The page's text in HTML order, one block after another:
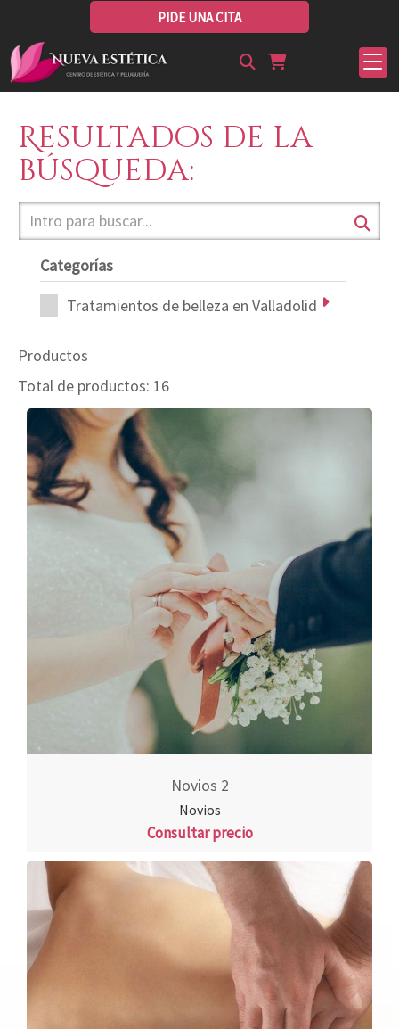
PIDE UNA CITA
Resultados de la
búsqueda:
Categorías
Tratamientos de belleza en Valladolid
Productos
Total de productos: 16
Novios 2
Novios
Consultar precio